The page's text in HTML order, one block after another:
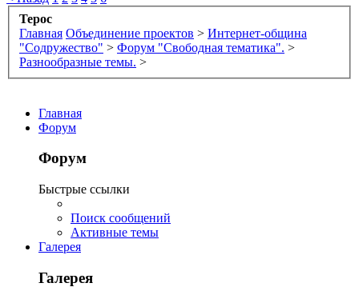
Терос
Главная Объединение проектов > Интернет-община
"Содружество" > Форум "Свободная тематика". >
Разнообразные темы. >
Главная
Форум
Форум
Быстрые ссылки
Поиск сообщений
Активные темы
Галерея
Галерея